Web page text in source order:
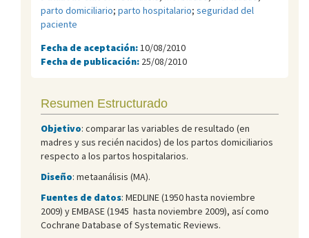
parto domiciliario; parto hospitalario; seguridad del
paciente
Fecha de aceptación: 10/08/2010
Fecha de publicación: 25/08/2010
Resumen Estructurado
Objetivo: comparar las variables de resultado (en
madres y sus recién nacidos) de los partos domiciliarios
respecto a los partos hospitalarios.
Diseño: metaanálisis (MA).
Fuentes de datos: MEDLINE (1950 hasta noviembre
2009) y EMBASE (1945 hasta noviembre 2009), así como
Cochrane Database of Systematic Reviews.